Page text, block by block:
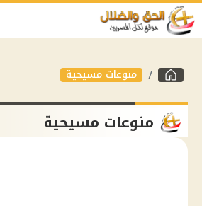
منوعات مسيحية
منوعات مسيحية